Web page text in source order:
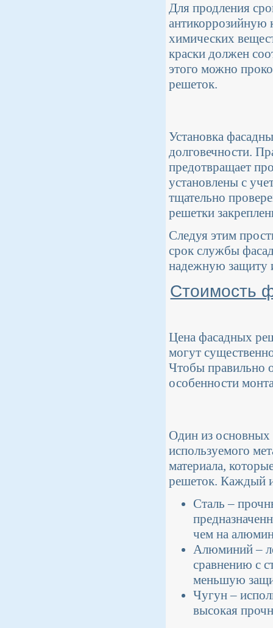
Для продления
антикоррозийную
химических
краски должен
этого можно
решеток.
Установка
долговечности.
предотвращает
установлены с
тщательно
решетки
Следуя этим
срок службы
надежную защиту
Стоимость
Цена фасадных
могут
Чтобы правильно
особенности
Один из основных
используемого
материала,
решеток. Каждый
Сталь –
чем на
Алюминий –
сравнению с
меньшую
Чугун –
высокая